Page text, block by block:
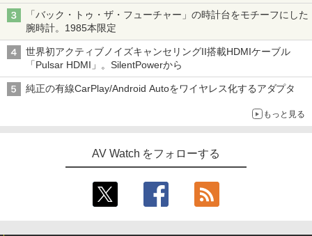
「バック・トゥ・ザ・フューチャー」の時計台をモチーフにした
腕時計。1985本限定
世界初アクティブノイズキャンセリングII搭載HDMIケーブル
「Pulsar HDMI」。SilentPowerから
純正の有線CarPlay/Android Autoをワイヤレス化するアダプタ
もっと見る
AV Watch をフォローする